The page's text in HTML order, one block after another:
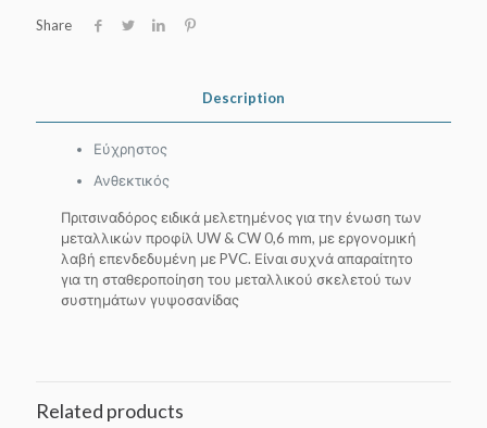
Share
Description
Εύχρηστος
Ανθεκτικός
Πριτσιναδόρος ειδικά μελετημένος για την ένωση των
μεταλλικών προφίλ UW & CW 0,6 mm, με εργονομική
λαβή επενδεδυμένη με PVC. Είναι συχνά απαραίτητο
για τη σταθεροποίηση του μεταλλικού σκελετού των
συστημάτων γυψοσανίδας
Related products